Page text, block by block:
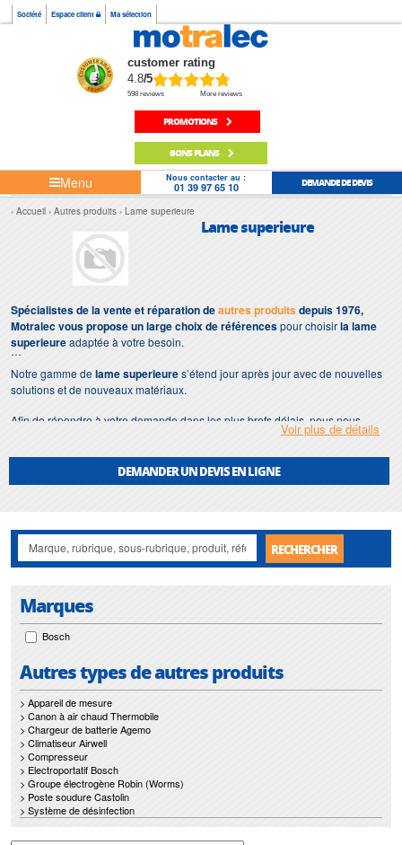
Société Espace client Ma sélection
customer rating
4.8/5
598 reviews More reviews
PROMOTIONS
BONS PLANS
Menu Nous contacter au :
01 39 97 65 10 DEMANDE DE DEVIS
Accueil Autres produits Lame superieure
Lame superieure
Spécialistes de la vente et réparation deautres produits depuis 1976,
Motralec vous propose un large choix de référencespour choisirla lame
superieureadaptée à votre besoin.
Notre gamme delame superieures’étend jour après jour avec de nouvelles
solutions et de nouveaux matériaux.
Afin de répondre à votre demande dans les plus brefs délais, nous nous
lame superieure.
met également à votre disposition son service de
maintenance delame superieure.
contraintes sont un gage d'efficacité, et garantissent l'absence de perturbation
de vos installations delame superieure.
Voir plus de détails
DEMANDER UN DEVIS EN LIGNE
RECHERCHER
Marques
Bosch
Autres types de autres produits
> Appareil de mesure
> Canon à air chaud Thermobile
> Chargeur de batterie Agemo
> Climatiseur Airwell
> Compresseur
> Electroportatif Bosch
> Groupe électrogène Robin (Worms)
> Poste soudure Castolin
> Système de désinfection